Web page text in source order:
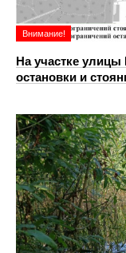
Внимание!
На участке улицы
остановки и